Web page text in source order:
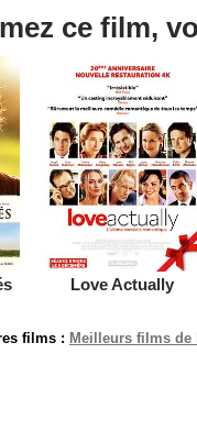
ce film,
Love Actually
films : Meilleurs films de